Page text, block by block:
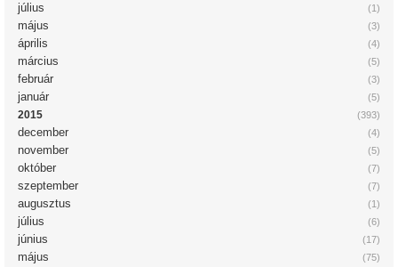
(1)
július
(3)
május
(4)
április
(5)
március
(3)
február
(5)
január
(393)
2015
(4)
december
(5)
november
(7)
október
(7)
szeptember
(1)
augusztus
(6)
július
(17)
június
(75)
május